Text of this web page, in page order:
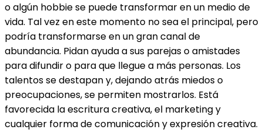
o algún hobbie se puede transformar en un medio de
vida. Tal vez en este momento no sea el principal, pero
podría transformarse en un gran canal de
abundancia. Pidan ayuda a sus parejas o amistades
para difundir o para que llegue a más personas. Los
talentos se destapan y, dejando atrás miedos o
preocupaciones, se permiten mostrarlos. Está
favorecida la escritura creativa, el marketing y
cualquier forma de comunicación y expresión creativa.